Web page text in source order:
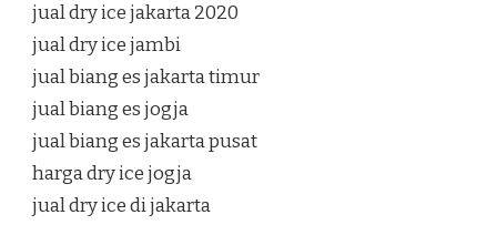
jual dry ice jakarta 2020
jual dry ice jambi
jual biang es jakarta timur
jual biang es jogja
jual biang es jakarta pusat
harga dry ice jogja
jual dry ice di jakarta